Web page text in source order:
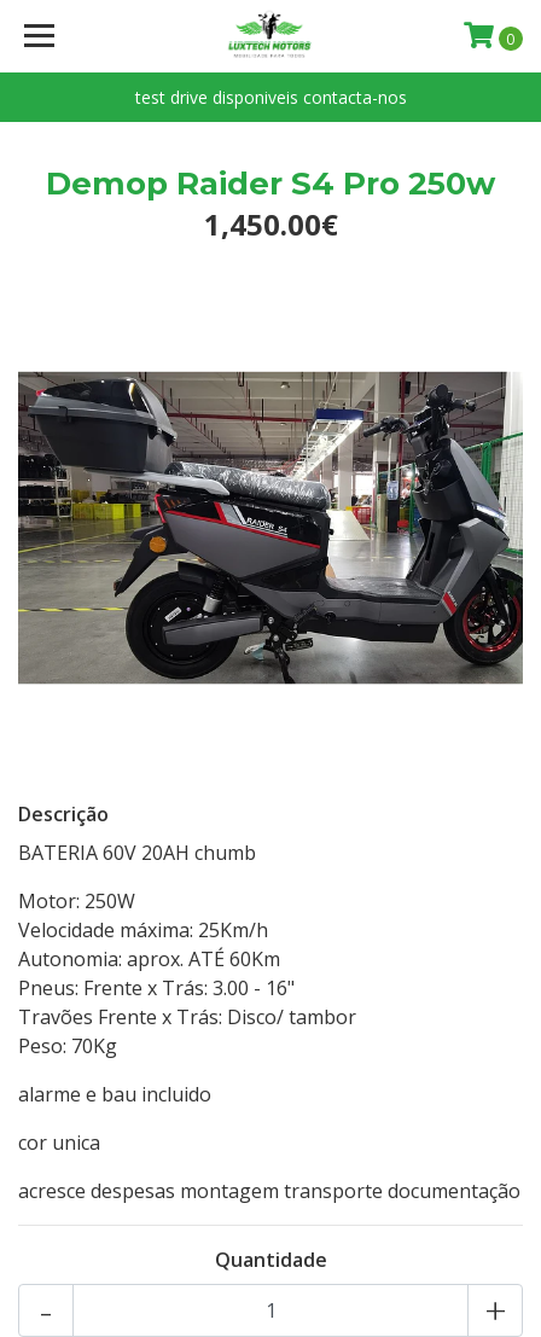
test drive disponiveis contacta-nos
0
Demop Raider S4 Pro 250w
1,450.00€
Descrição
BATERIA 60V 20AH chumb
Motor: 250W
Velocidade máxima: 25Km/h
Autonomia: aprox. ATÉ 60Km
Pneus: Frente x Trás: 3.00 - 16"
Travões Frente x Trás: Disco/ tambor
Peso: 70Kg
alarme e bau incluido
cor unica
acresce despesas montagem transporte documentação
Quantidade
+
-